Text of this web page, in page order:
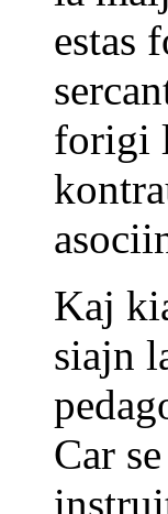
estas
forigi
Kaj
siajn
Car